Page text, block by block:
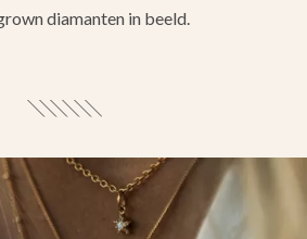
diamanten in beeld.